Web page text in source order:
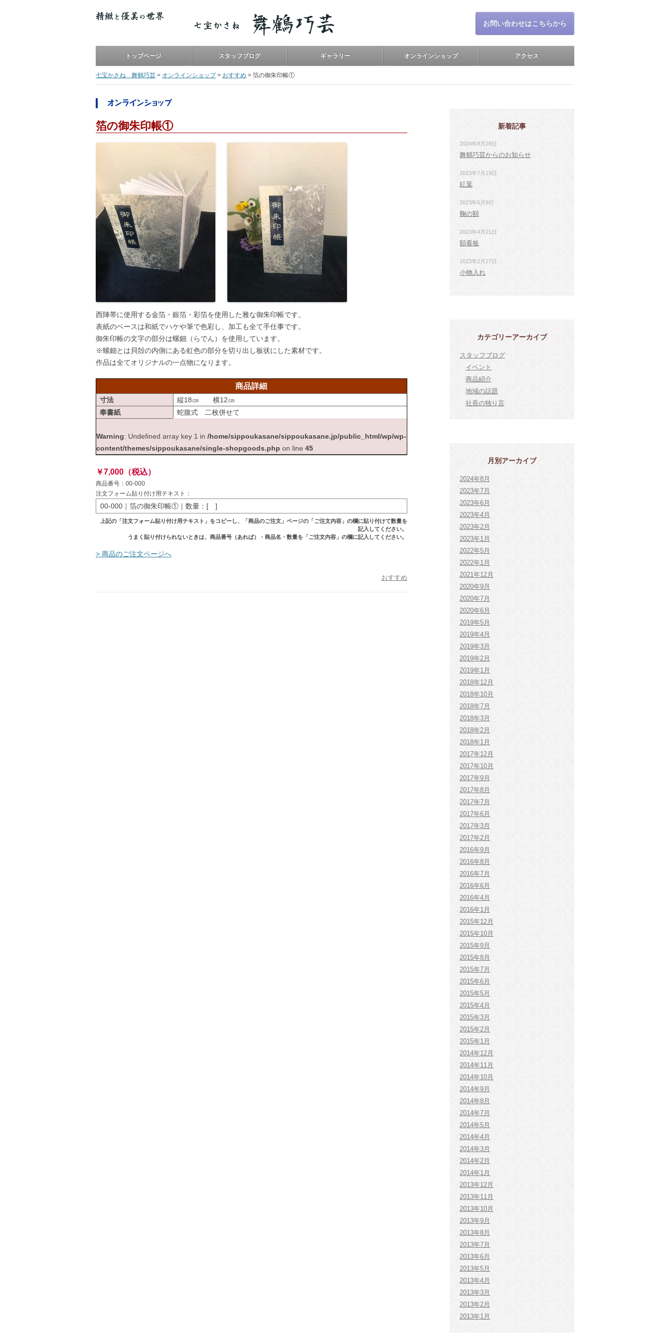
お問い合わせはこちらから
トップページ スタッフブログ ギャラリー オンラインショップ アクセス
七宝かさね 舞鶴巧芸 > オンラインショップ> おすすめ > 箔の御朱印帳①
箔の御朱印帳①
西陣帯に使用する金箔・銀箔・彩箔を使用した雅な御朱印帳です。
表紙のベースは和紙でハケや筆で色彩し、加工も全て手仕事です。
御朱印帳の文字の部分は螺鈿（らでん）を使用しています。
※螺鈿とは貝殻の内側にある虹色の部分を切り出し板状にした素材です。
作品は全てオリジナルの一点物になります。
商品詳細
寸法
縦18㎝ 横12㎝
奉書紙
蛇腹式 二枚併せて
Warning: Undefined array key 1 in /home/sippoukasane/sippoukasane.jp/public_html/wp/wp-
content/themes/sippoukasane/single-shopgoods.php on line 45
￥7,000（税込）
商品番号：00-000
注文フォーム貼り付け用テキスト：
00-000｜箔の御朱印帳①｜数量：[ ]
上記の「注文フォーム貼り付け用テキスト」をコピーし、「商品のご注文」ページの「ご注文内容」の欄に貼り付けて数量を
記入してください。
うまく貼り付けられないときは、商品番号（あれば）・商品名・数量を「ご注文内容」の欄に記入してください。
> 商品のご注文ページへ
おすすめ
新着記事
舞鶴巧芸からのお知らせ
2024年8月28日
紅葉
2023年7月19日
鞠の額
2023年6月9日
額看板
2023年4月21日
小物入れ
2023年2月27日
カテゴリーアーカイブ
スタッフブログ
イベント
商品紹介
地域の話題
社長の独り言
月別アーカイブ
2024年8月
2023年7月
2023年6月
2023年4月
2023年2月
2023年1月
2022年5月
2022年1月
2021年12月
2020年9月
2020年7月
2020年6月
2019年5月
2019年4月
2019年3月
2019年2月
2019年1月
2018年12月
2018年10月
2018年7月
2018年3月
2018年2月
2018年1月
2017年12月
2017年10月
2017年9月
2017年8月
2017年7月
2017年6月
2017年3月
2017年2月
2016年9月
2016年8月
2016年7月
2016年6月
2016年4月
2016年1月
2015年12月
2015年10月
2015年9月
2015年8月
2015年7月
2015年6月
2015年5月
2015年4月
2015年3月
2015年2月
2015年1月
2014年12月
2014年11月
2014年10月
2014年9月
2014年8月
2014年7月
2014年5月
2014年4月
2014年3月
2014年2月
2014年1月
2013年12月
2013年11月
2013年10月
2013年9月
2013年8月
2013年7月
2013年6月
2013年5月
2013年4月
2013年3月
2013年2月
2013年1月